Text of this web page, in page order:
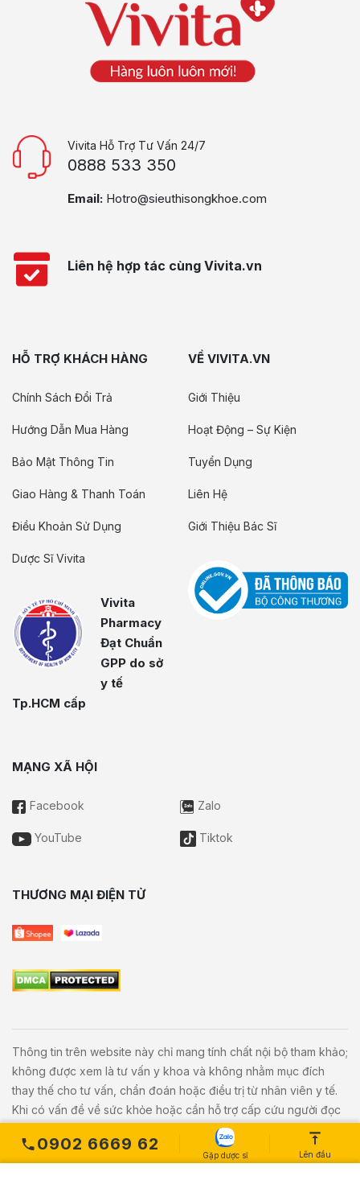
0902 6669 62
Gặp dược sĩ Lên đầu
Vivita Hỗ Trợ Tư Vấn 24/7
0888 533 350
Email: Hotro@sieuthisongkhoe.com
Liên hệ hợp tác cùng Vivita.vn
HỖ TRỢ KHÁCH HÀNG
Chính Sách Đổi Trả
Hướng Dẫn Mua Hàng
Bảo Mật Thông Tin
Giao Hàng & Thanh Toán
Điều Khoản Sử Dụng
Dược Sĩ Vivita
Vivita
Pharmacy
Đạt Chuẩn
GPP do sở
y tế
Tp.HCM cấp
VỀ VIVITA.VN
Giới Thiệu
Hoạt Động – Sự Kiện
Tuyển Dụng
Liên Hệ
Giới Thiệu Bác Sĩ
MẠNG XÃ HỘI
Facebook Zalo
YouTube Tiktok
THƯƠNG MẠI ĐIỆN TỬ
Thông tin trên website này chỉ mang tính chất nội bộ tham khảo;
không được xem là tư vấn y khoa và không nhằm mục đích
thay thế cho tư vấn, chẩn đoán hoặc điều trị từ nhân viên y tế.
Khi có vấn đề về sức khỏe hoặc cần hỗ trợ cấp cứu người đọc
cần liên hệ bác sĩ và cơ sở y tế gần nhất.
Copyright © 2020Vivita.vnAll Rights Reserved. Powered byL